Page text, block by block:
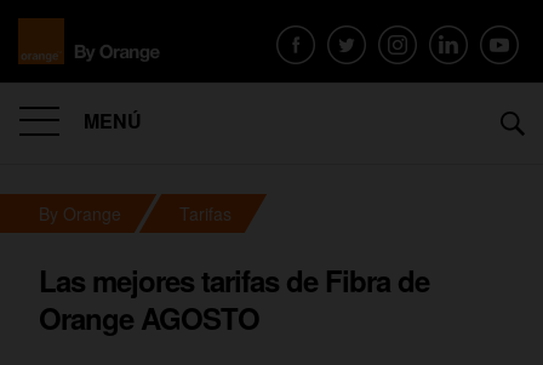
MENÚ
By Orange Tarifas
Las mejores tarifas de Fibra de
Orange AGOSTO